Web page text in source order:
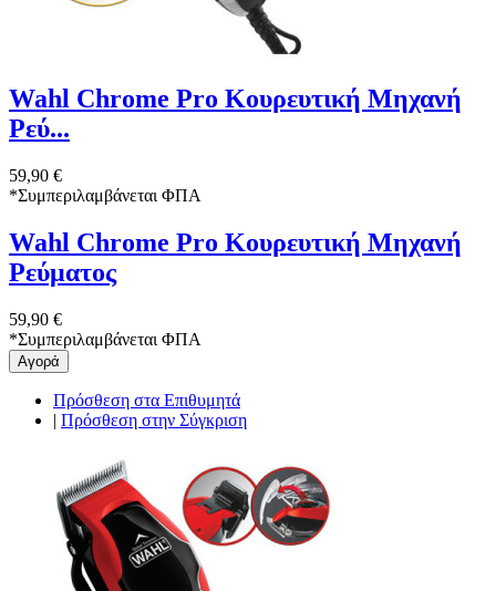
Wahl Chrome Pro Κουρευτική Μηχανή
Ρεύ...
59,90 €
*Συμπεριλαμβάνεται ΦΠΑ
Wahl Chrome Pro Κουρευτική Μηχανή
Ρεύματος
59,90 €
*Συμπεριλαμβάνεται ΦΠΑ
Αγορά
Πρόσθεση στα Επιθυμητά
| Πρόσθεση στην Σύγκριση